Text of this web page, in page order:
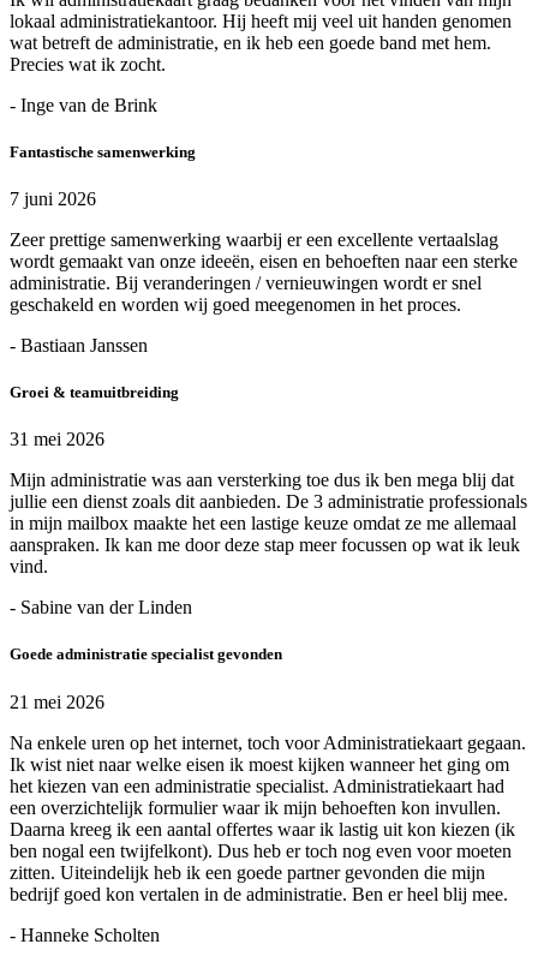
lokaal administratiekantoor. Hij heeft mij veel uit handen genomen
wat betreft de administratie, en ik heb een goede band met hem.
Precies wat ik zocht.
- Inge van de Brink
Fantastische samenwerking
7 juni 2026
Zeer prettige samenwerking waarbij er een excellente vertaalslag
wordt gemaakt van onze ideeën, eisen en behoeften naar een sterke
administratie. Bij veranderingen / vernieuwingen wordt er snel
geschakeld en worden wij goed meegenomen in het proces.
- Bastiaan Janssen
Groei & teamuitbreiding
31 mei 2026
Mijn administratie was aan versterking toe dus ik ben mega blij dat
jullie een dienst zoals dit aanbieden. De 3 administratie professionals
in mijn mailbox maakte het een lastige keuze omdat ze me allemaal
aanspraken. Ik kan me door deze stap meer focussen op wat ik leuk
vind.
- Sabine van der Linden
Goede administratie specialist gevonden
21 mei 2026
Na enkele uren op het internet, toch voor Administratiekaart gegaan.
Ik wist niet naar welke eisen ik moest kijken wanneer het ging om
het kiezen van een administratie specialist. Administratiekaart had
een overzichtelijk formulier waar ik mijn behoeften kon invullen.
Daarna kreeg ik een aantal offertes waar ik lastig uit kon kiezen (ik
ben nogal een twijfelkont). Dus heb er toch nog even voor moeten
zitten. Uiteindelijk heb ik een goede partner gevonden die mijn
bedrijf goed kon vertalen in de administratie. Ben er heel blij mee.
- Hanneke Scholten